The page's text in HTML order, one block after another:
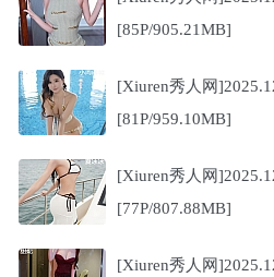
[85P/905.21MB]
[Xiuren秀人网
[81P/959.10MB]
[Xiuren秀人网
[77P/807.88MB]
[Xiuren秀人网